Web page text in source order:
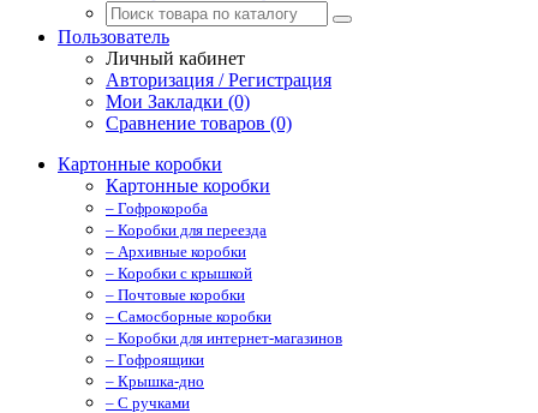
Пользователь
Личный кабинет
Авторизация / Регистрация
Мои Закладки (0)
Сравнение товаров (0)
Картонные коробки
Картонные коробки
– Гофрокороба
– Коробки для переезда
– Архивные коробки
– Коробки с крышкой
– Почтовые коробки
– Самосборные коробки
– Коробки для интернет-магазинов
– Гофроящики
– Крышка-дно
– С ручками